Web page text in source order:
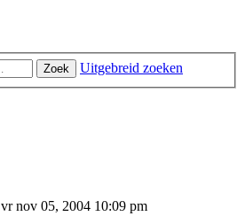
Zoek
Uitgebreid zoeken
vr nov 05, 2004 10:09 pm